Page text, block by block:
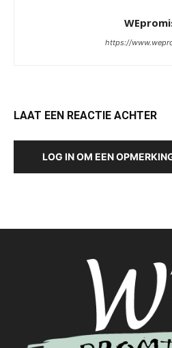
https://
LAAT EEN REACTIE ACHTER
LOG IN OM EEN